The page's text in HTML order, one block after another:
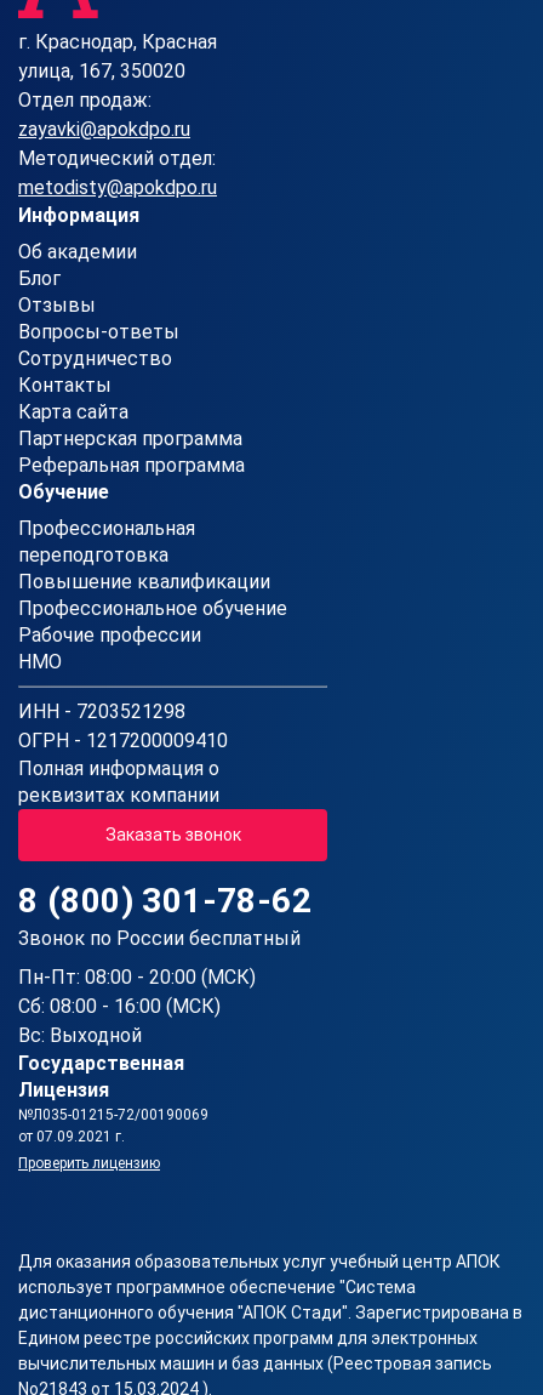
г. Краснодар, Красная
улица, 167, 350020
Отдел продаж:
zayavki@apokdpo.ru
Методический отдел:
metodisty@apokdpo.ru
Информация
Об академии
Блог
Отзывы
Вопросы-ответы
Сотрудничество
Контакты
Карта сайта
Партнерская программа
Реферальная программа
Обучение
Профессиональная
переподготовка
Повышение квалификации
Профессиональное обучение
Рабочие профессии
НМО
ИНН - 7203521298
ОГРН - 1217200009410
Полная информация о
реквизитах компании
Заказать звонок
8 (800) 301-78-62
Звонок по России бесплатный
Пн-Пт: 08:00 - 20:00 (МСК)
Сб: 08:00 - 16:00 (МСК)
Вс: Выходной
Государственная
Лицензия
№Л035-01215-72/00190069
от 07.09.2021 г.
Проверить лицензию
Для оказания образовательных услуг учебный центр АПОК
использует программное обеспечение "Система
дистанционного обучения "АПОК Стади". Зарегистрирована в
Едином реестре российских программ для электронных
вычислительных машин и баз данных (Реестровая запись
No21843 от 15.03.2024 ).